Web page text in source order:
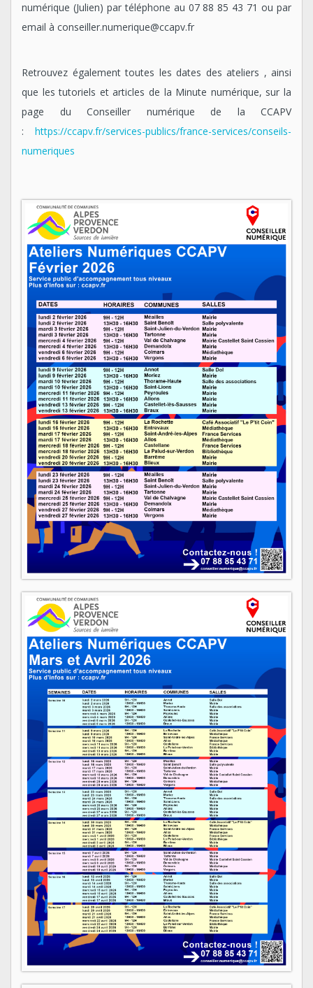
numérique (Julien) par téléphone au 07 88 85 43 71 ou par
email à conseiller.numerique@ccapv.fr
Retrouvez également toutes les dates des ateliers , ainsi
que les tutoriels et articles de la Minute numérique, sur la
page du Conseiller numérique de la CCAPV
: https://ccapv.fr/services-publics/france-services/conseils-
numeriques